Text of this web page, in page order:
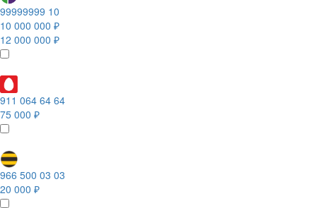
99999999 10
10 000 000 ₽
12 000 000 ₽
911 064 64 64
75 000 ₽
966 500 03 03
20 000 ₽